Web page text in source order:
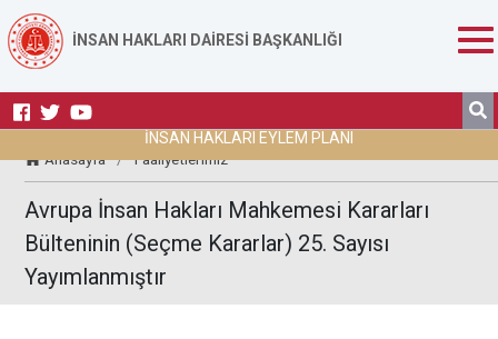
İNSAN HAKLARI DAİRESİ BAŞKANLIĞI
İNSAN HAKLARI EYLEM PLANI
Anasayfa / Faaliyetlerimiz
Avrupa İnsan Hakları Mahkemesi Kararları
Bülteninin (Seçme Kararlar) 25. Sayısı
Yayımlanmıştır